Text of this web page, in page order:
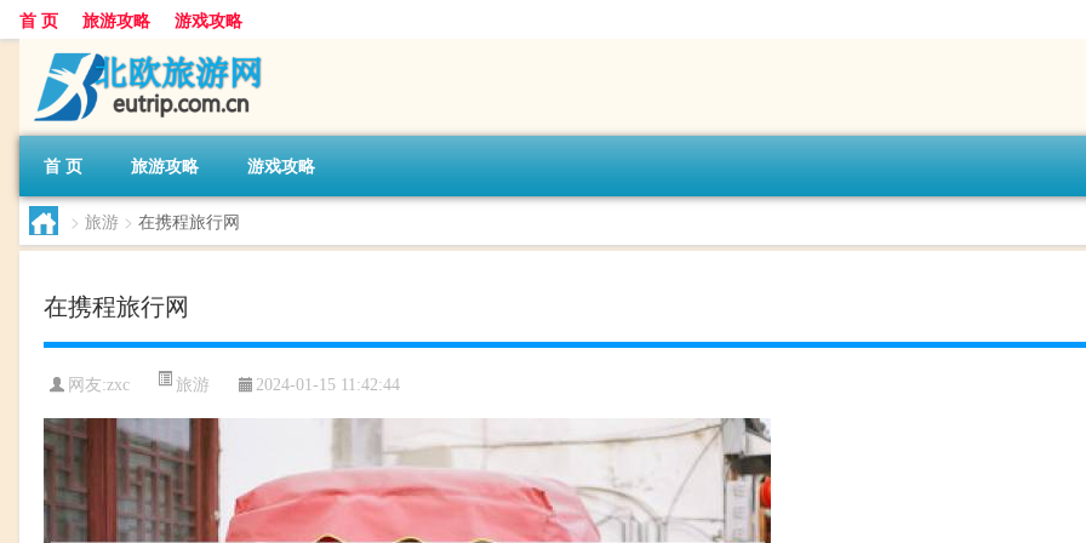
首 页 旅游攻略 游戏攻略
首 页 旅游攻略 游戏攻略
> 旅游 > 在携程旅行网
在携程旅行网
网友:zxc 旅游 2024-01-15 11:42:44